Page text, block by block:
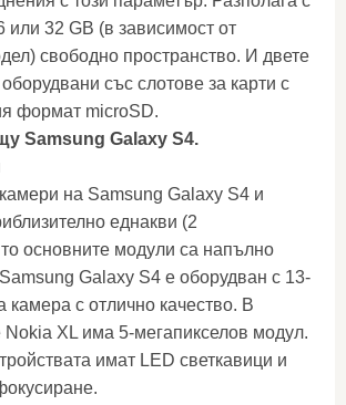
или 32 GB (в зависимост от
свободно пространство. И двете
със слотове за карти с
формат microSD.
Samsung Galaxy S4.
на Samsung Galaxy S4 и
еднакви (2
основните модули са напълно
Galaxy S4 е оборудван с 13-
камера с отлично качество. В
XL има 5-мегапикселов модул.
имат LED светкавици и